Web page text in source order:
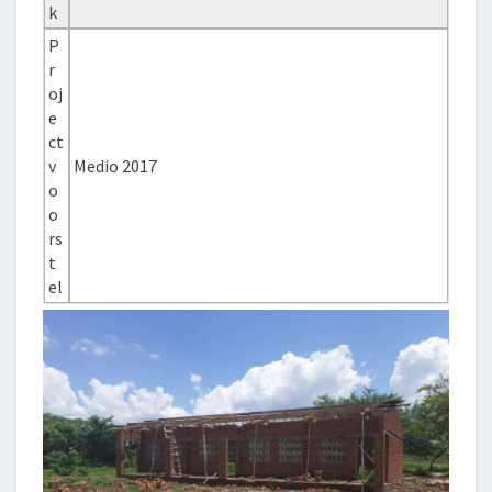
k
P
r
oj
e
ct
v
o
o
rs
t
el
Medio 2017